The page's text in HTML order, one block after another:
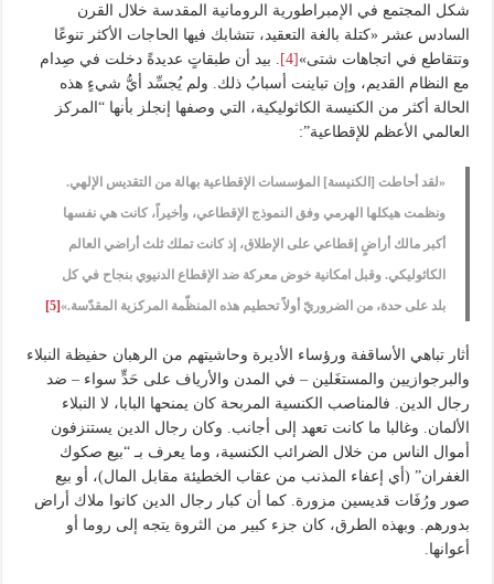
شكل المجتمع في الإمبراطورية الرومانية المقدسة خلال القرن
السادس عشر «كتلة بالغة التعقيد، تتشابك فيها الحاجات الأكثر تنوعًا
وتتقاطع في اتجاهات شتى»[4]
. بيد أن طبقاتٍ عديدةً دخلت في صِدام
مع النظام القديم، وإن تباينت أسبابُ ذلك. ولم يُجسِّد أيُّ شيءٍ هذه
الحالة أكثر من الكنيسة الكاثوليكية، التي وصفها إنجلز بأنها “المركز
العالمي الأعظم للإقطاعية”:
«لقد أحاطت [الكنيسة] المؤسسات الإقطاعية بهالة من التقديس الإلهي.
ونظمت هيكلها الهرمي وفق النموذج الإقطاعي، وأخيراً، كانت هي نفسها
أكبر مالك أراضٍ إقطاعي على الإطلاق، إذ كانت تملك ثلث أراضي العالم
الكاثوليكي. وقبل امكانية خوض معركة ضد الإقطاع الدنيوي بنجاح في كل
بلد على حدة، من الضروريّ أولاً تحطيم هذه المنظّمة المركزية المقدّسة.»[5]
أثار تباهي الأساقفة ورؤساء الأديرة وحاشيتهم من الرهبان حفيظة النبلاء
والبرجوازيين والمستغَلين – في المدن والأرياف على حَدٍّ سواء – ضد
رجال الدين. فالمناصب الكنسية المربحة كان يمنحها البابا، لا النبلاء
الألمان. وغالبا ما كانت تعهد إلى أجانب. وكان رجال الدين يستنزفون
أموال الناس من خلال الضرائب الكنسية، وما يعرف بـ “بيع صكوك
الغفران” (أي إعفاء المذنب من عقاب الخطيئة مقابل المال)، أو بيع
صور ورُفَات قديسين مزورة. كما أن كبار رجال الدين كانوا ملاك أراض
بدورهم. وبهذه الطرق، كان جزء كبير من الثروة يتجه إلى روما أو
أعوانها.